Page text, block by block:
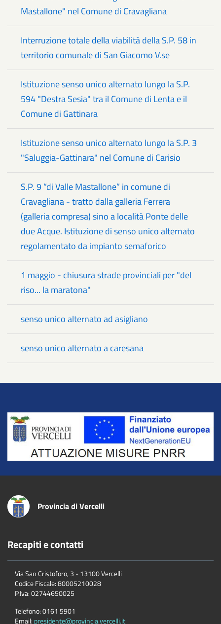
Mastallone" nel Comune di Cravagliana
Interruzione totale della viabilità della S.P. 58 in
territorio comunale di San Giacomo V.se
Istituzione senso unico alternato lungo la S.P.
594 "Destra Sesia" tra il Comune di Lenta e il
Comune di Gattinara
Istituzione senso unico alternato lungo la S.P. 3
"Saluggia-Gattinara" nel Comune di Carisio
S.P. 9 “di Valle Mastallone” in comune di
Cravagliana - tratto dalla galleria Ferrera
(galleria compresa) sino a località Ponte delle
due Acque. Istituzione di senso unico alternato
regolamentato da impianto semaforico
1 maggio - chiusura strade provinciali per "del
riso... la maratona"
senso unico alternato ad asigliano
senso unico alternato a caresana
Title
Provincia di Vercelli
Recapiti e contatti
Via San Cristoforo, 3 - 13100 Vercelli
Codice Fiscale:80005210028
P.Iva:02744650025
Telefono:0161 5901
Email: presidente@provincia.vercelli.it